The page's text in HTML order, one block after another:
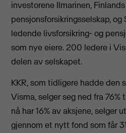
investorene Ilmarinen,
pensjonsforsikringsselskap,
ledende livsforsikring- og
som nye eiere. 200 ledere i
delen av selskapet.
KKR, som tidligere hadde den
Visma, selger seg ned fra 76%
nå har 16% av aksjene, selger
gjennom et nytt fond som får